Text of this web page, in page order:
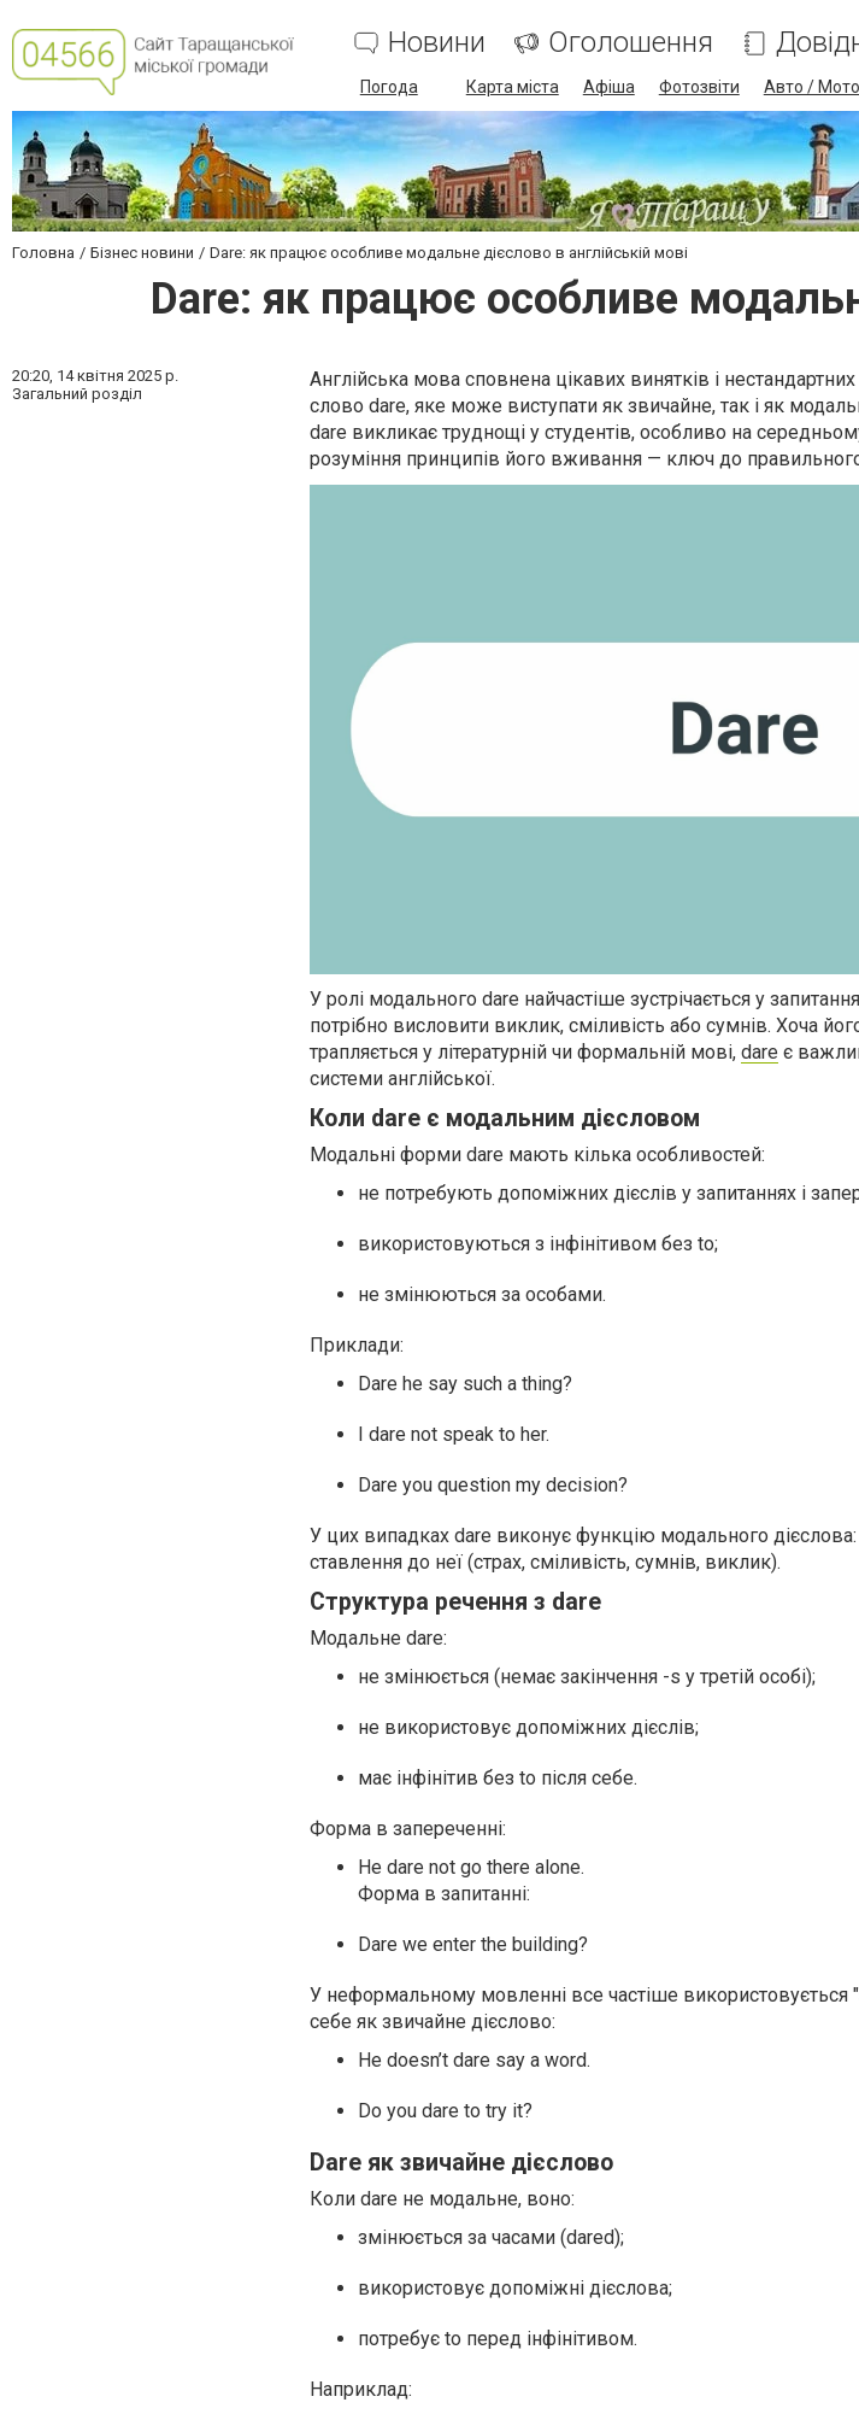
Новини Оголошення
Погода Карта міста Афіша Фотозвіти Авто / Мото
Головна Бізнес новини Dare: як працює особливе модальне дієслово в англійській мові
Dare: як працює особливе
20:20, 14 квітня 2025 р.
Загальний розділ
Англійська мова сповнена цікавих винятків і
слово dare, яке може виступати як звичайне, так і як
dare викликає труднощі у студентів, особливо на
розуміння принципів його вживання — ключ до
У ролі модального dare найчастіше зустрічається у
потрібно висловити виклик, сміливість або сумнів. Хоча
трапляється у літературній чи формальній мові, dare є
системи англійської.
Коли dare є модальним дієсловом
Модальні форми dare мають кілька особливостей:
не потребують допоміжних дієслів у запитаннях і
використовуються з інфінітивом без to;
не змінюються за особами.
Приклади:
Dare he say such a thing?
I dare not speak to her.
Dare you question my decision?
У цих випадках dare виконує функцію модального дієслова:
ставлення до неї (страх, сміливість, сумнів, виклик).
Структура речення з dare
Модальне dare:
не змінюється (немає закінчення -s у третій особі);
не використовує допоміжних дієслів;
має інфінітив без to після себе.
Форма в запереченні:
He dare not go there alone.
Форма в запитанні:
Dare we enter the building?
У неформальному мовленні все частіше використовується
себе як звичайне дієслово:
He doesn’t dare say a word.
Do you dare to try it?
Dare як звичайне дієслово
Коли dare не модальне, воно:
змінюється за часами (dared);
використовує допоміжні дієслова;
потребує to перед інфінітивом.
Наприклад: